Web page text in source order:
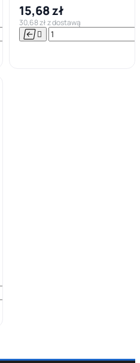


15,68 zł
30,68 zł z dostawą
 